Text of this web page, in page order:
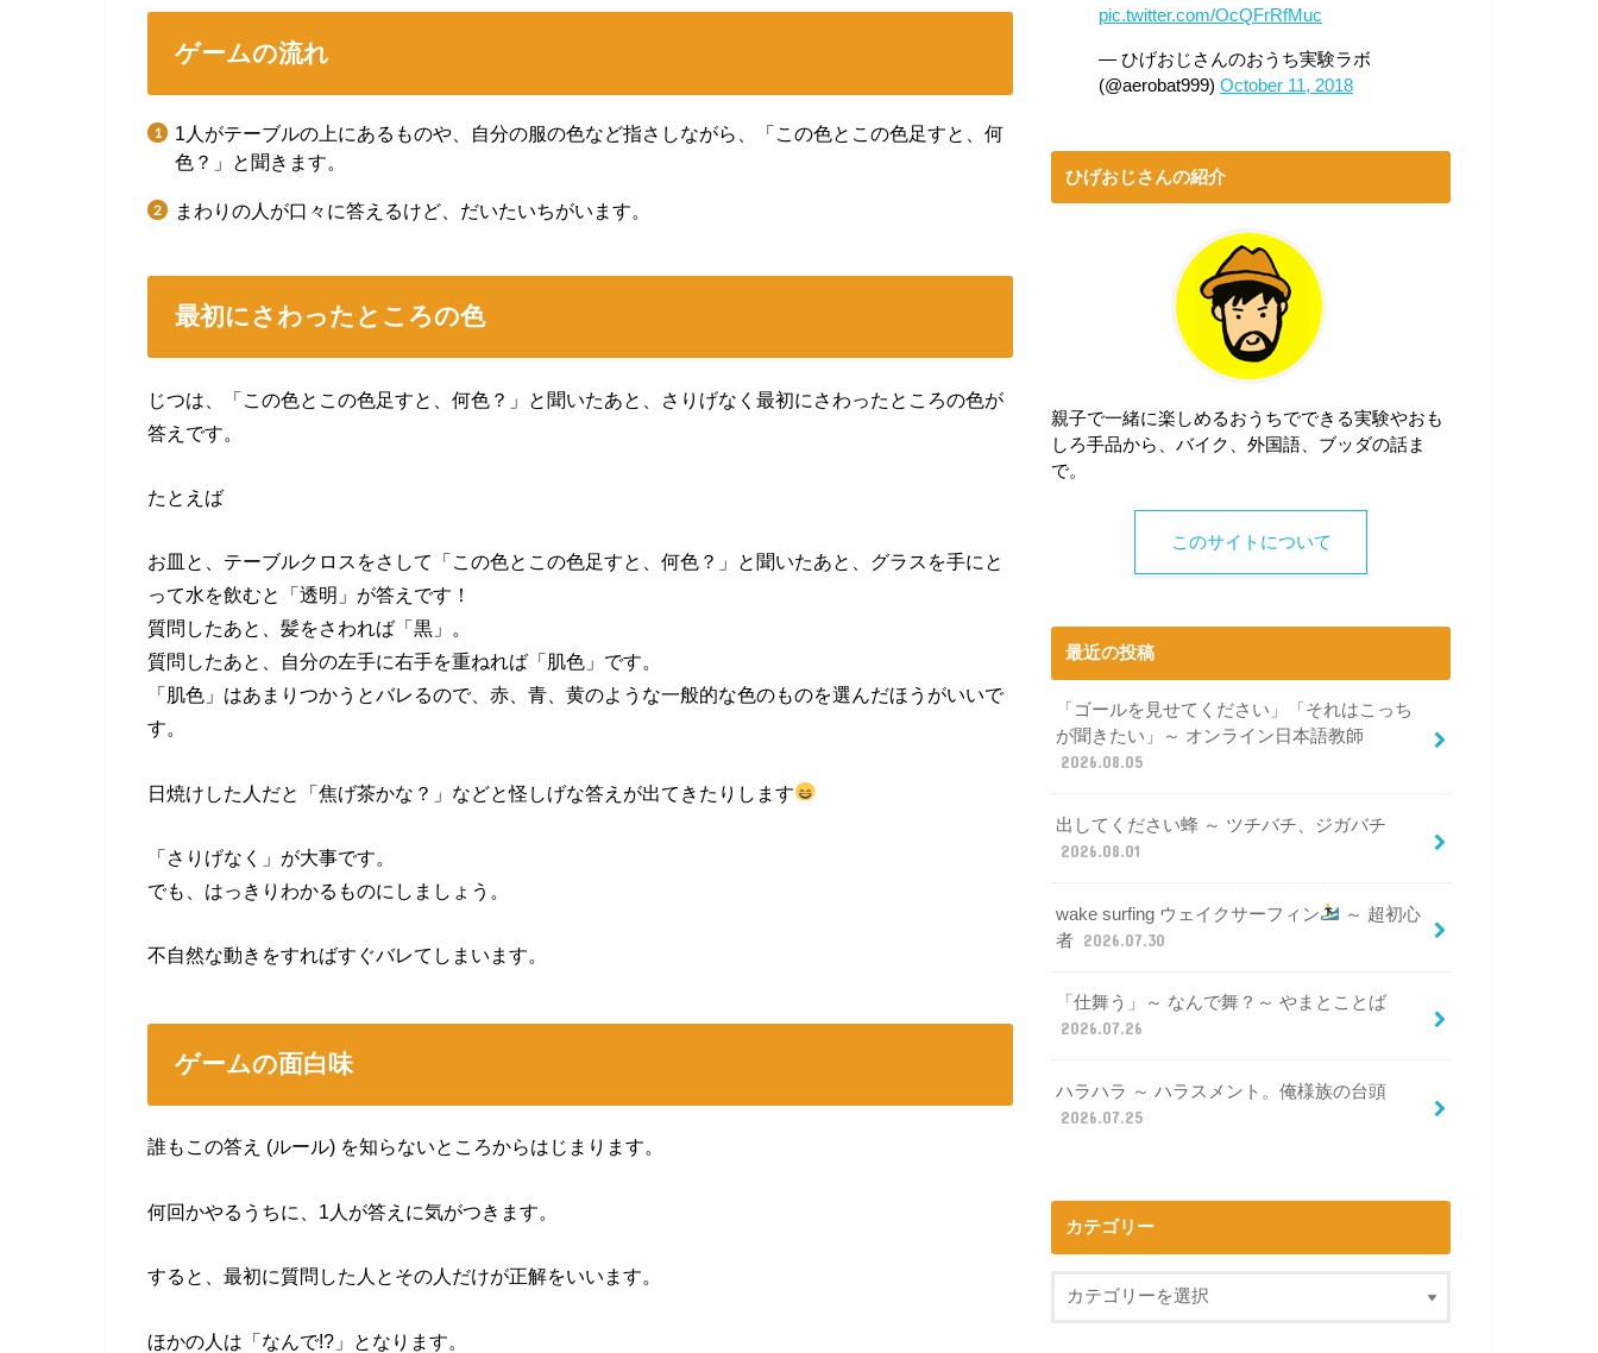
ゲームの流れ
1人がテーブルの上にあるものや、自分の服の色など指さしながら、「この色とこの色足すと、何
色？」と聞きます。
まわりの人が口々に答えるけど、だいたいちがいます。
最初にさわったところの色
じつは、「この色とこの色足すと、何色？」と聞いたあと、さりげなく最初にさわったところの色が
答えです。
たとえば
お皿と、テーブルクロスをさして「この色とこの色足すと、何色？」と聞いたあと、グラスを手にと
って水を飲むと「透明」が答えです！
質問したあと、髪をさわれば「黒」。
質問したあと、自分の左手に右手を重ねれば「肌色」です。
「肌色」はあまりつかうとバレるので、赤、青、黄のような一般的な色のものを選んだほうがいいで
す。
日焼けした人だと「焦げ茶かな？」などと怪しげな答えが出てきたりします
「さりげなく」が大事です。
でも、はっきりわかるものにしましょう。
不自然な動きをすればすぐバレてしまいます。
ゲームの面白味
誰もこの答え (ルール) を知らないところからはじまります。
何回かやるうちに、1人が答えに気がつきます。
すると、最初に質問した人とその人だけが正解をいいます。
ほかの人は「なんで!?」となります。
pic.twitter.com/OcQFrRfMuc
— ひげおじさんのおうち実験ラボ
(@aerobat999) October 11, 2018
ひげおじさんの紹介
親子で一緒に楽しめるおうちでできる実験やおも
しろ手品から、バイク、外国語、ブッダの話ま
で。
このサイトについて
最近の投稿
「ゴールを見せてください」「それはこっち
が聞きたい」～ オンライン日本語教師
2026.08.05
出してください蜂 ～ ツチバチ、ジガバチ
2026.08.01
wake surfing ウェイクサーフィン
～ 超初心
者 2026.07.30
「仕舞う」～ なんで舞？～ やまとことば
2026.07.26
ハラハラ ～ ハラスメント。俺様族の台頭
2026.07.25
カテゴリー